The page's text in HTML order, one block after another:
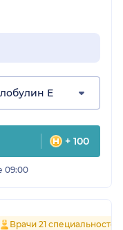
Е
+ 100
09:00
Врачи 21 специальностей